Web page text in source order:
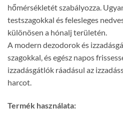
hőmérsékletét szabályozza.
testszagokkal és felesleges
különösen a hónalj területén.
A modern dezodorok és
szagokkal, és egész napos
izzadásgátlók ráadásul az
harcot.
Termék használata: